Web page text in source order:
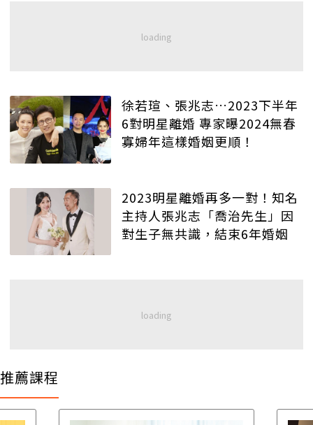
徐若瑄、張兆志…2023下半年
6對明星離婚 專家曝2024無春
寡婦年這樣婚姻更順！
2023明星離婚再多一對！知名
主持人張兆志「喬治先生」因
對生子無共識，結束6年婚姻
推薦課程